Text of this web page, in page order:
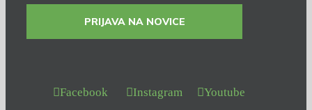
PRIJAVA NA NOVICE
Facebook Instagram
Youtube